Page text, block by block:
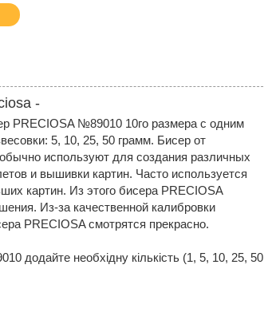
-
PRECIOSA №89010 10го размера с одним
5, 10, 25, 50 грамм. Бисер от
используют для создания различных
и вышивки картин. Часто используется
картин. Из этого бисера PRECIOSA
Из-за качественной калибровки
PRECIOSA смотрятся прекрасно.
додайте необхідну кількість (1, 5, 10, 25, 50